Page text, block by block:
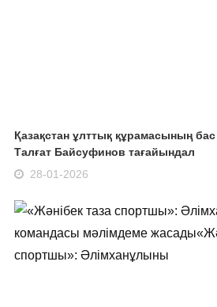
Қазақстан ұлттық құрамасының бас
Талғат Байсуфинов тағайындал
28-01-2026